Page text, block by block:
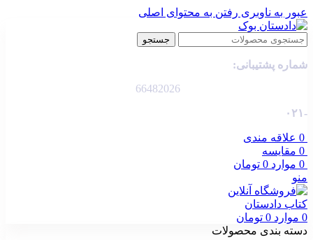
عبور به ناوبری رفتن به محتوای اصلی
جستجو
شماره پشتیبانی:
66482026
-۰۲۱
0 علاقه مندی
0 مقایسه
0 موارد 0 تومان
منو
0 موارد 0 تومان
دسته بندی محصولات